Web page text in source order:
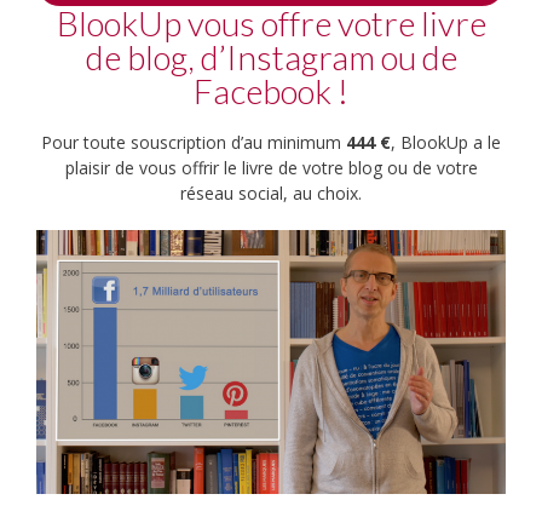
BlookUp vous offre votre livre
de blog, d’Instagram ou de
Facebook !
Pour toute souscription d’au minimum 444 €, BlookUp a le
plaisir de vous offrir le livre de votre blog ou de votre
réseau social, au choix.